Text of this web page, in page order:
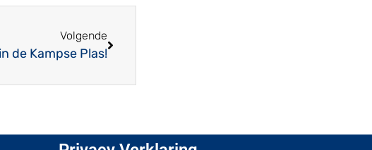
Volgende
de Kampse Plas!